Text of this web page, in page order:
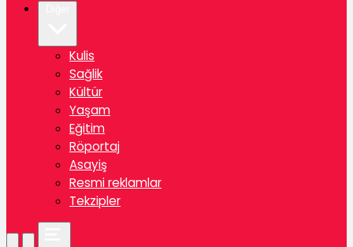
Kulis
Sağlik
Kültür
Yaşam
Eğitim
Röportaj
Asayiş
Resmi reklamlar
Tekzipler